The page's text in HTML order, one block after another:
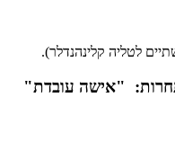
לטליה קלינהנדלר).
אישה עובדת"